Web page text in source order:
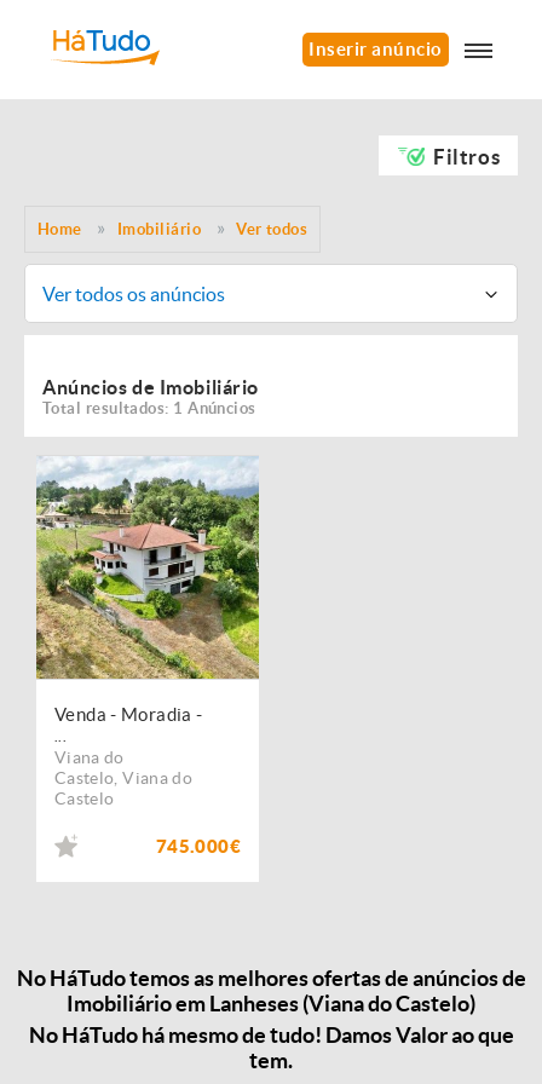
Inserir anúncio
Filtros
Home Imobiliário Ver todos
Ver todos os anúncios
Anúncios de Imobiliário
Total resultados: 1 Anúncios
Venda - Moradia -
Viana do
Castelo ,Viana do
Castelo
745.000€
No HáTudo temos as melhores ofertas de anúncios de
Imobiliário em Lanheses (Viana do Castelo)
No HáTudo há mesmo de tudo! Damos Valor ao que
tem.